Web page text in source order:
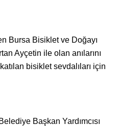
Bursa Bisiklet ve Doğayı
Ayçetin ile olan anılarını
bisiklet sevdalıları için
Başkan Yardımcısı